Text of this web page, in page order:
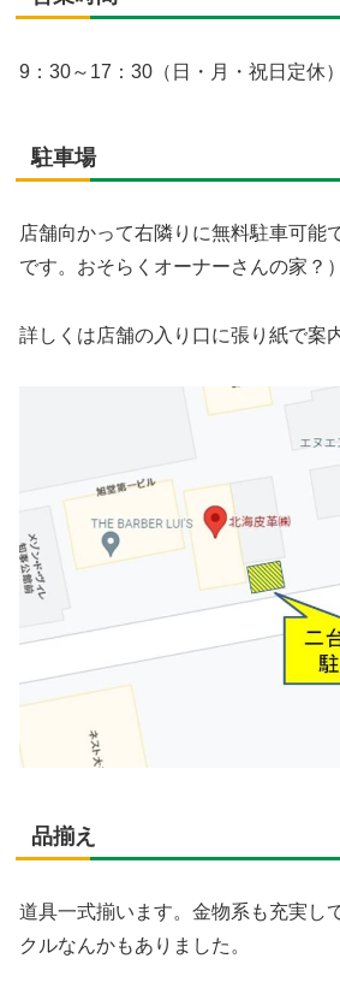
9：30～17：30（日・月・祝日定休）
駐車場
店舗向かって右隣りに無料駐車可能
です。おそらくオーナーさんの家？）
詳しくは店舗の入り口に張り紙で案
品揃え
道具一式揃います。金物系も充実し
クルなんかもありました。